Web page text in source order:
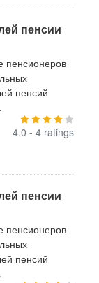
пенсии
пенсионеров
пенсий
4.0 - 4 ratings
пенсии
пенсионеров
пенсий